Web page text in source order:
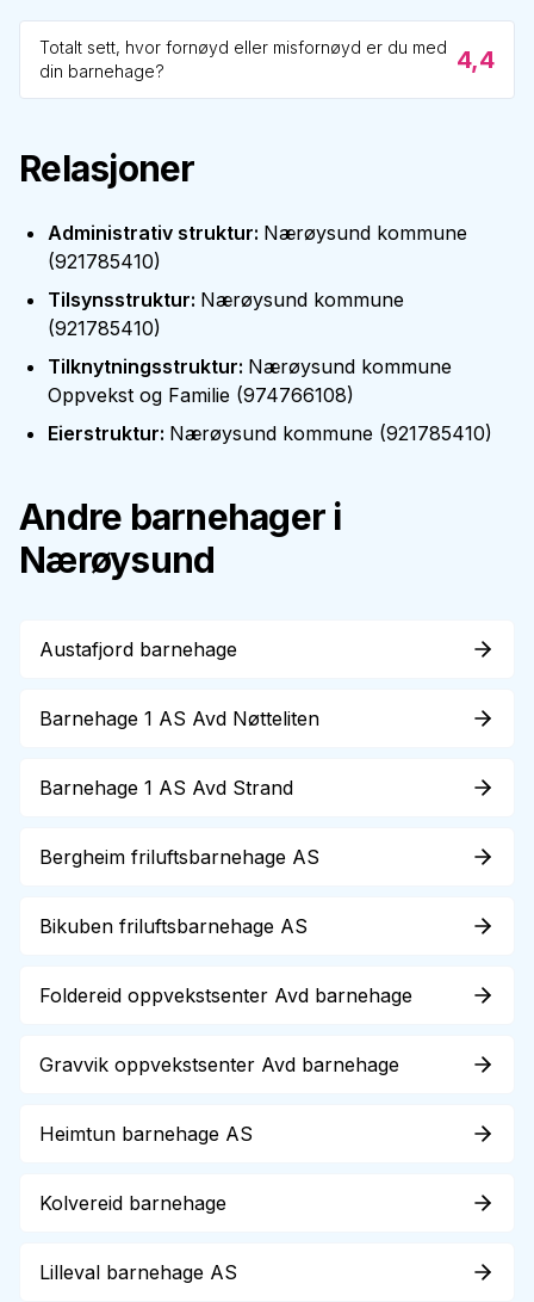
Totalt sett, hvor fornøyd eller misfornøyd er du med
din barnehage?
4,4
Relasjoner
Administrativ struktur: Nærøysund kommune
(921785410)
Tilsynsstruktur: Nærøysund kommune
(921785410)
Tilknytningsstruktur: Nærøysund kommune
Oppvekst og Familie (974766108)
Eierstruktur: Nærøysund kommune (921785410)
Andre barnehager i
Nærøysund
Austafjord barnehage
Barnehage 1 AS Avd Nøtteliten
Barnehage 1 AS Avd Strand
Bergheim friluftsbarnehage AS
Bikuben friluftsbarnehage AS
Foldereid oppvekstsenter Avd barnehage
Gravvik oppvekstsenter Avd barnehage
Heimtun barnehage AS
Kolvereid barnehage
Lilleval barnehage AS